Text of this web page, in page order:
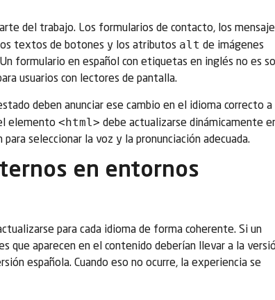
del trabajo. Los formularios de contacto, los
textos de botones y los atributos alt de imágenes
formulario en español con etiquetas en inglés no es
usuarios con lectores de pantalla.
deben anunciar ese cambio en el idioma correcto a
elemento <html> debe actualizarse dinámicamente
seleccionar la voz y la pronunciación adecuada.
en entornos
para cada idioma de forma coherente. Si un
que aparecen en el contenido deberían llevar a la
española. Cuando eso no ocurre, la experiencia se